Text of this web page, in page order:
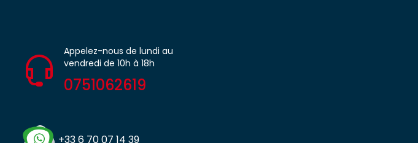
Appelez-nous de lundi au
vendredi de 10h à 18h
0751062619
+33 6 70 07 14 39